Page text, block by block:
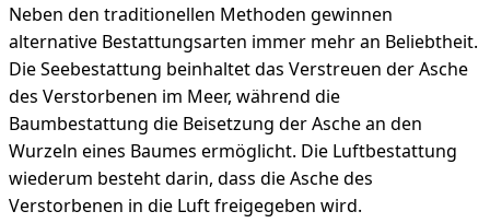
Neben den traditionellen Methoden gewinnen
alternative Bestattungsarten immer mehr an Beliebtheit.
Die Seebestattung beinhaltet das Verstreuen der Asche
des Verstorbenen im Meer, während die
Baumbestattung die Beisetzung der Asche an den
Wurzeln eines Baumes ermöglicht. Die Luftbestattung
wiederum besteht darin, dass die Asche des
Verstorbenen in die Luft freigegeben wird.